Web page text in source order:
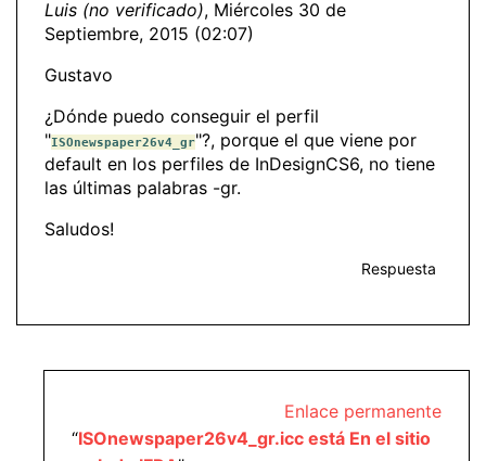
Luis (no verificado), Miércoles 30 de
Septiembre, 2015 (02:07)
Gustavo
¿Dónde puedo conseguir el perfil
"ISOnewspaper26v4_gr"?, porque el que viene por
default en los perfiles de InDesignCS6, no tiene
las últimas palabras -gr.
Saludos!
Respuesta
Enlace permanente
“ISOnewspaper26v4_gr.icc está En el sitio